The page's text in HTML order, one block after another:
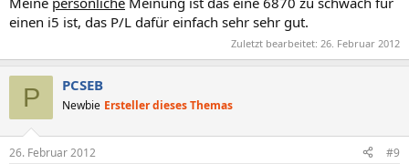
einen i5 ist, das P/L dafür einfach sehr sehr gut.
Zuletzt bearbeitet: 26. Februar 2012
P PCSEB
Newbie Ersteller dieses Themas
26. Februar 2012 #9